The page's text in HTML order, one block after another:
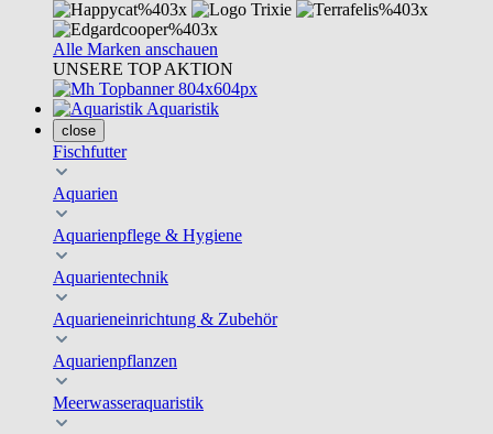
Alle Marken anschauen
UNSERE TOP AKTION
Aquaristik
close
Fischfutter
Aquarien
Aquarienpflege & Hygiene
Aquarientechnik
Aquarieneinrichtung & Zubehör
Aquarienpflanzen
Meerwasseraquaristik